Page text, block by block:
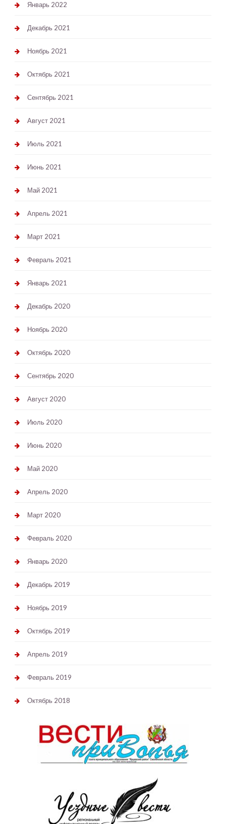
Январь 2022
Декабрь 2021
Ноябрь 2021
Октябрь 2021
Сентябрь 2021
Август 2021
Июль 2021
Июнь 2021
Май 2021
Апрель 2021
Март 2021
Февраль 2021
Январь 2021
Декабрь 2020
Ноябрь 2020
Октябрь 2020
Сентябрь 2020
Август 2020
Июль 2020
Июнь 2020
Май 2020
Апрель 2020
Март 2020
Февраль 2020
Январь 2020
Декабрь 2019
Ноябрь 2019
Октябрь 2019
Апрель 2019
Февраль 2019
Октябрь 2018